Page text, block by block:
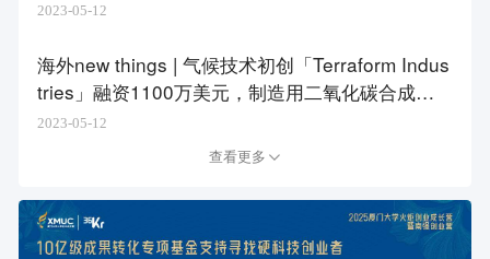
2023-05-12
海外new things | 气候技术初创「Terraform Indus
tries」融资1100万美元，制造用二氧化碳合成碳
氢化合物以缓解气候变化
2023-05-12
查看更多